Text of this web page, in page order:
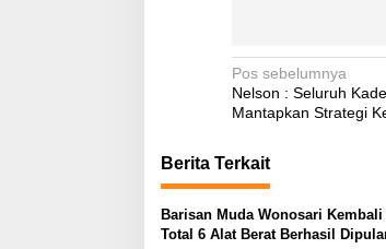
N
a
i
g
a
Pos sebelumnya
Nelson : Seluruh
Mantapkan Strategi
Berita Terkait
Barisan Muda Wonosari Kembali
Total 6 Alat Berat Berhasil